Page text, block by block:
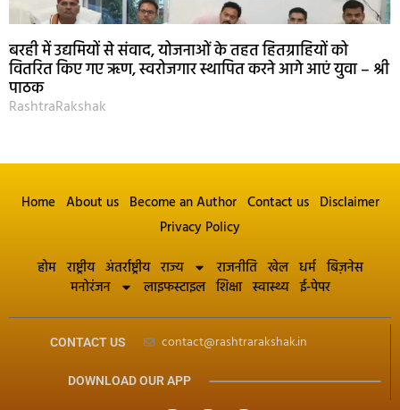
बरही में उद्यमियों से संवाद, योजनाओं के तहत हितग्राहियों को
वितरित किए गए ऋण, स्वरोजगार स्थापित करने आगे आएं युवा – श्री
पाठक
RashtraRakshak
Home About us Become an Author Contact us Disclaimer
Privacy Policy
होम राष्ट्रीय अंतर्राष्ट्रीय राज्य राजनीति खेल धर्म बिज़नेस
मनोरंजन
लाइफस्टाइल शिक्षा स्वास्थ्य ई-पेपर
CONTACT US contact@rashtrarakshak.in
DOWNLOAD OUR APP